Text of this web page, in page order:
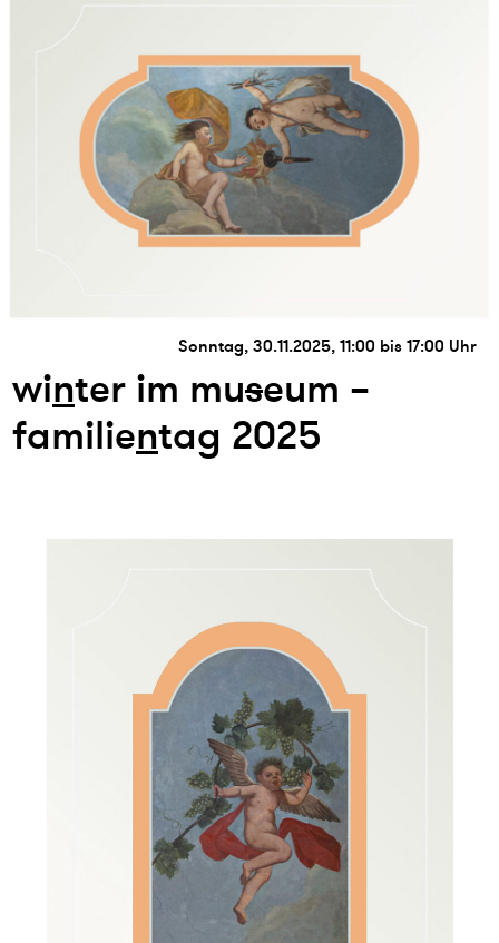
Sonntag, 30.11.2025, 11:00 bis 17:00 Uhr
winter im museum –
familientag 2025